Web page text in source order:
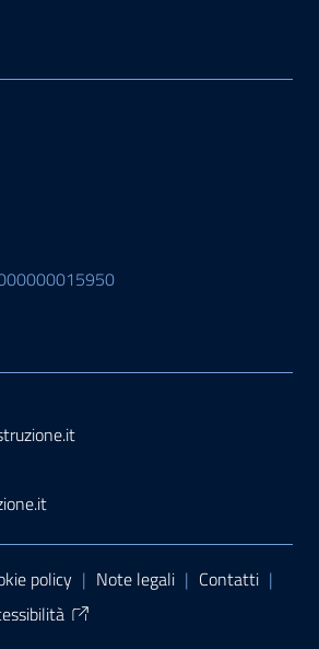
Utili
policy | Note legali | Contatti |